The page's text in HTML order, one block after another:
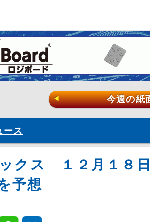
◀ 今週の紙
ース
クス １２月１８
予想